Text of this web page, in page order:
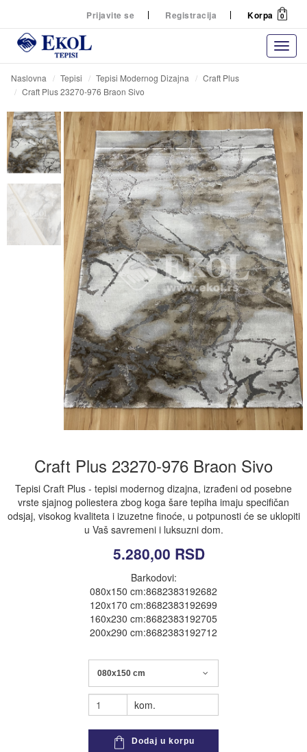
Prijavite se Registracija Korpa 0
Naslovna Tepisi Tepisi Modernog Dizajna
Craft Plus
Craft Plus 23270-976 Braon Sivo
Craft Plus 23270-976 Braon Sivo
Tepisi Craft Plus - tepisi modernog dizajna, izrađeni od posebne
vrste sjajnog poliestera zbog koga šare tepiha imaju specifičan
odsjaj, visokog kvaliteta i izuzetne finoće, u potpunosti će se uklopiti
u Vaš savremeni i luksuzni dom.
5.280,00 RSD
Barkodovi:
080x150 cm:8682383192682
120x170 cm:8682383192699
160x230 cm:8682383192705
200x290 cm:8682383192712
080x150 cm
kom.
Dodaj u korpu